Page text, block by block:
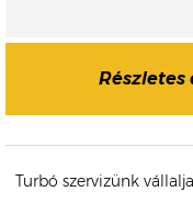
Turbó szervizünk